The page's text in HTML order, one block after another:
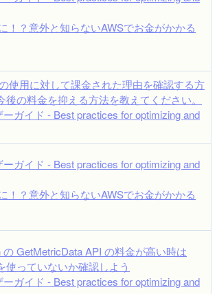
！？意外と知らないAWSでお金がかかる
使用に対して課金された理由を確認する方
の料金を抑える方法を教えてください。
ガイド - Best practices for optimizing and
ガイド - Best practices for optimizing and
！？意外と知らないAWSでお金がかかる
GetMetricData API の料金が高い時は
っていないか確認しよう
ガイド - Best practices for optimizing and